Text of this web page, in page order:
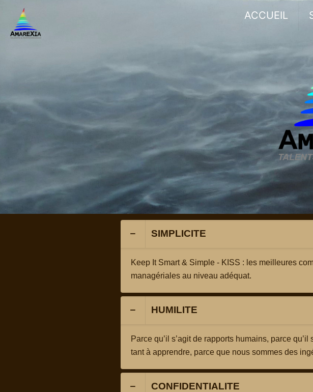
ACCUEIL
SIMPLICITE
Keep It Smart & Simple - KISS : les meilleures
managériales au niveau adéquat.
HUMILITE
Parce qu’il s’agit de rapports humains, parce qu’il
tant à apprendre, parce que nous sommes des
CONFIDENTIALITE